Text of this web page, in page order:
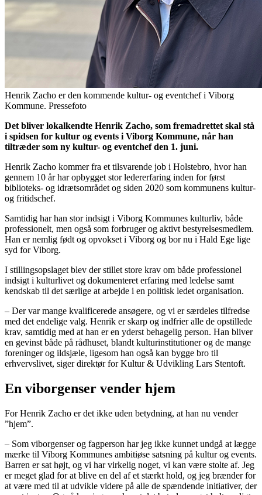
Henrik Zacho er den kommende kultur- og eventchef i Viborg
Kommune. Pressefoto
Det bliver lokalkendte Henrik Zacho, som fremadrettet skal stå
i spidsen for kultur og events i Viborg Kommune, når han
tiltræder som ny kultur- og eventchef den 1. juni.
Henrik Zacho kommer fra et tilsvarende job i Holstebro, hvor han
gennem 10 år har opbygget stor ledererfaring inden for først
biblioteks- og idrætsområdet og siden 2020 som kommunens kultur-
og fritidschef.
Samtidig har han stor indsigt i Viborg Kommunes kulturliv, både
professionelt, men også som forbruger og aktivt bestyrelsesmedlem.
Han er nemlig født og opvokset i Viborg og bor nu i Hald Ege lige
syd for Viborg.
I stillingsopslaget blev der stillet store krav om både professionel
indsigt i kulturlivet og dokumenteret erfaring med ledelse samt
kendskab til det særlige at arbejde i en politisk ledet organisation.
– Der var mange kvalificerede ansøgere, og vi er særdeles tilfredse
med det endelige valg. Henrik er skarp og indfrier alle de opstillede
krav, samtidig med at han er en yderst behagelig person. Han bliver
en gevinst både på rådhuset, blandt kulturinstitutioner og de mange
foreninger og ildsjæle, ligesom han også kan bygge bro til
erhvervslivet, siger direktør for Kultur & Udvikling Lars Stentoft.
En viborgenser vender hjem
For Henrik Zacho er det ikke uden betydning, at han nu vender
”hjem”.
– Som viborgenser og fagperson har jeg ikke kunnet undgå at lægge
mærke til Viborg Kommunes ambitiøse satsning på kultur og events.
Barren er sat højt, og vi har virkelig noget, vi kan være stolte af. Jeg
er meget glad for at blive en del af et stærkt hold, og jeg brænder for
at være med til at udvikle videre på alle de spændende initiativer, der